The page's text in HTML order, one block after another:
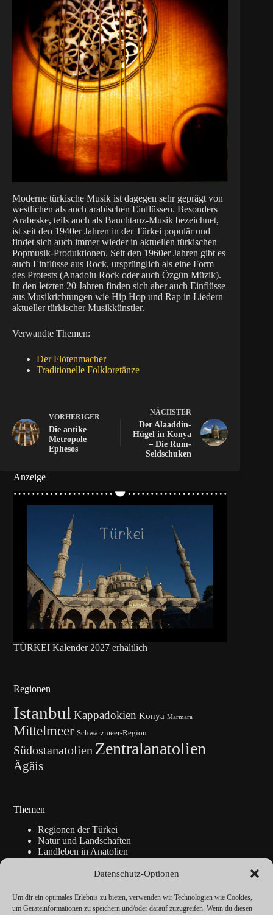
Datenschutz-Optionen
Um dir ein optimales Erlebnis zu bieten, verwenden wir Technologien wie Cookies,
um Geräteinformationen zu speichern und/oder darauf zuzugreifen. Wenn du diesen
Moderne türkische Musik ist dagegen sehr geprägt von
westlichen als auch arabischen Einflüssen. Besonders
Arabeske, teils auch als Bauchtanz-Musik bezeichnet,
ist seit den 1940er Jahren in der Türkei populär und
findet sich auch immer wieder in aktuellen türkischen
Popmusik-Produktionen. Seit den 1960er Jahren gibt es
auch Einflüsse aus Rock, ursprünglich als eine Form
des Protests (Anadolu Rock oder auch Özgün Müzik).
In den letzten 20 Jahren finden sich aber auch Einflüsse
aus Musikrichtungen wie Hip Hop und Rap in Liedern
aktueller türkischer Musikkünstler.
Verwandte Themen:
Der Flötenmacher
Traditionelle Folkloretänze
VORHERIGER
Die antike
Metropole
Ephesos
NÄCHSTER
Der Alaaddin-
Hügel in Konya
– Die Rum-
Seldschuken
Anzeige
TÜRKEI Kalender 2027 erhältlich
Regionen
Istanbul Kappadokien Konya Marmara
Mittelmeer Schwarzmeer-Region
Südostanatolien Zentralanatolien
Ägäis
Themen
Regionen der Türkei
Natur und Landschaften
Landleben in Anatolien
Blickpunkte
Reise-Info